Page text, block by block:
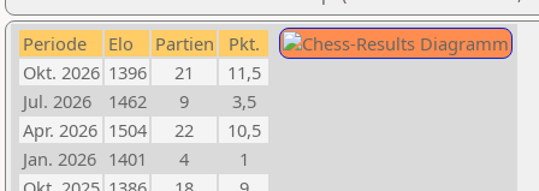
Periode Elo Partien
Pkt.
Okt. 2026 1396 21
11,5
Jul. 2026
1462 9
3,5
Apr. 2026 1504 22
10,5
Jan. 2026 1401 4
1